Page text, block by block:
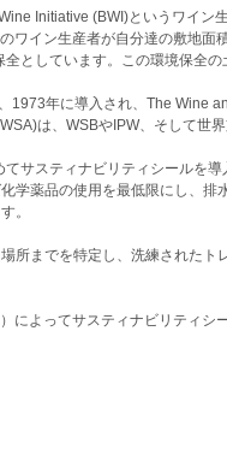
Initiative (BWI)というワイン
ワイン生産者が自分達の敷地
としています。この環境保全
1973年に導入され、The Wine
は、WSBやIPW、そして世
サスティナビリティシールを
学薬品の使用を最低限にし、排
。
所までを特定し、洗練された
によってサスティナビリティシ